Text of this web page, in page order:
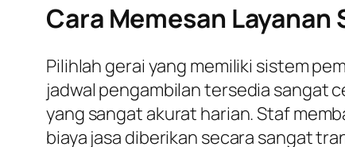
Cara Memesan
Pilihlah gerai yang memiliki sistem
jadwal pengambilan tersedia sangat
yang sangat akurat harian. Staf
biaya jasa diberikan secara sangat